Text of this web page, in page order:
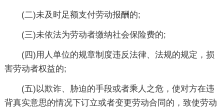
(二)未及时足额支付劳动报酬的;
(三)未依法为劳动者缴纳社会保险费的;
(四)用人单位的规章制度违反法律、法规的规定，损
害劳动者权益的;
(五)以欺诈、胁迫的手段或者乘人之危，使对方在违
背真实意思的情况下订立或者变更劳动合同的，致使劳动